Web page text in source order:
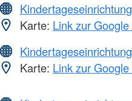
Kindertageseinrichtung
Karte: Link zur
Kindertageseinrichtung
Karte: Link zur